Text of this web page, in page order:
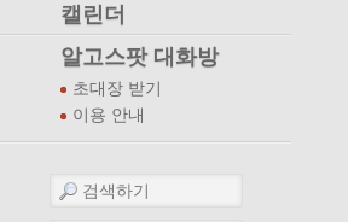
캘린더
알고스팟 대화방
초대장 받기
이용 안내